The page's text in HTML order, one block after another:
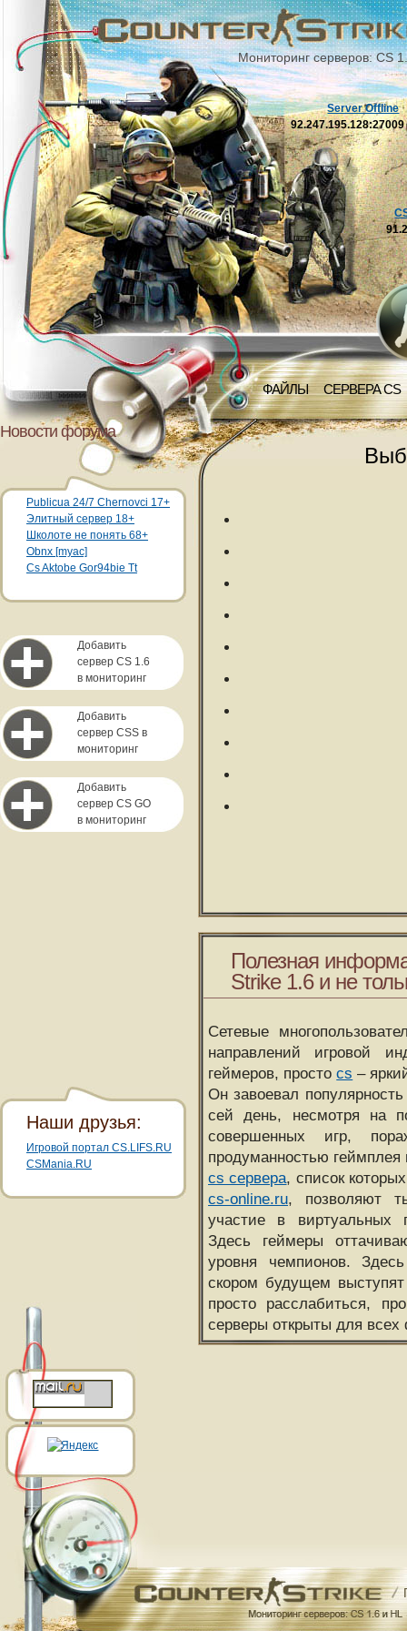
Мониторинг серверов: CS
ФАЙЛЫ СЕРВЕРА CS
Server Offline
92.247.195.128:27009
Новости форума
Publicua 24/7 Chernovci 17+
Элитный сервер 18+
Школоте не понять 68+
Obnx [myac]
Cs Aktobe Gor94bie Tt
Добавить
сервер CS 1.6
в мониторинг
Добавить
сервер CSS в
мониторинг
Добавить
сервер CS GO
в мониторинг
Полезная
Strike 1.6 и не
Сетевые
направлений игровой
геймеров, простоcs –
Он завоевал
сей день, несмотря на
совершенных игр,
продуманностью
cs сервера, список
cs-online.ru, позволяют
участие в виртуальных
Здесь геймеры
уровня чемпионов.
скором будущем
просто расслабиться,
серверы открыты для всех
Наши друзья:
Игровой портал CS.LIFS.RU
CSMania.RU